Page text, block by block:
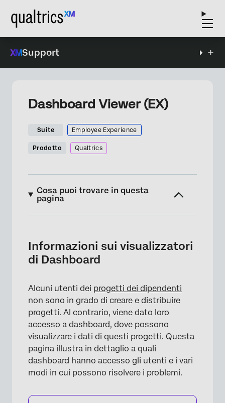
Support
Dashboard Viewer (EX)
Suite Employee Experience
Prodotto Qualtrics
Cosa puoi trovare in questa
pagina
Accesso
Navigazione nel Dashboard
Scaricare il contenuto
Piani d’azione
Modifica dei Dashboard
Convalida gerarchia organizzativa
FAQs
Informazioni sui visualizzatori
di Dashboard
Alcuni utenti dei progetti dei dipendenti
non sono in grado di creare e distribuire
progetti. Al contrario, viene dato loro
accesso a dashboard, dove possono
visualizzare i dati di questi progetti. Questa
pagina illustra in dettaglio a quali
dashboard hanno accesso gli utenti e i vari
modi in cui possono risolvere i problemi.